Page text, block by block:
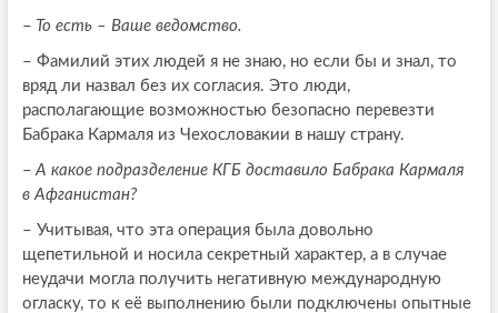
– То есть – Ваше ведомство.
– Фамилий этих людей я не знаю, но если бы и знал, то
вряд ли назвал без их согласия. Это люди,
располагающие возможностью безопасно перевезти
Бабрака Кармаля из Чехословакии в нашу страну.
– А какое подразделение КГБ доставило Бабрака Кармаля
в Афганистан?
– Учитывая, что эта операция была довольно
щепетильной и носила секретный характер, а в случае
неудачи могла получить негативную международную
огласку, то к её выполнению были подключены опытные